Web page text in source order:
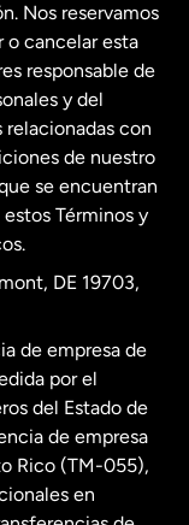
Nos reservamos
o cancelar esta
responsable de
y del
con
de nuestro
se encuentran
Términos y
DE 19703,
de empresa de
por el
del Estado de
de empresa
Rico (TM-055),
en